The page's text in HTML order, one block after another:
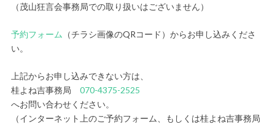
（茂山狂言会事務局での取り扱いはございません）
予約フォーム
（チラシ画像のQRコード）からお申し込みくださ
い。
上記からお申し込みできない方は、
桂よね吉事務局 070-4375-2525
へお問い合わせください。
（インターネット上のご予約フォーム、もしくは桂よね吉事務局